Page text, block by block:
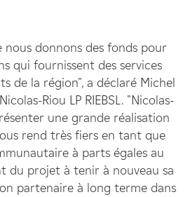
nous donnons des fonds pour
qui fournissent des services
de la région", a déclaré Michel
Riou LP RIEBSL. "Nicolas-
une grande réalisation
rend très fiers en tant que
à parts égales au
du projet à tenir à nouveau sa
partenaire à long terme dans